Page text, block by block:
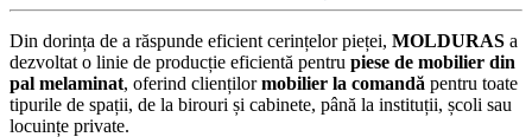
Din dorința de a răspunde eficient cerințelor pieței, MOLDURAS a
dezvoltat o linie de producție eficientă pentru piese de mobilier din
pal melaminat, oferind cliențilormobilier la comandă pentru toate
tipurile de spații, de la birouri și cabinete, până la instituții, școli sau
locuințe private.